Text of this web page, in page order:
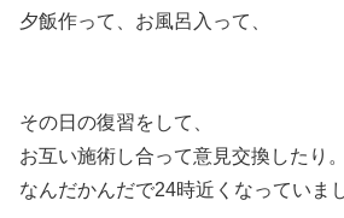
夕飯作って、お風呂入って、
その日の復習をして、
お互い施術し合って意見交換したり。
なんだかんだで24時近くなっていま